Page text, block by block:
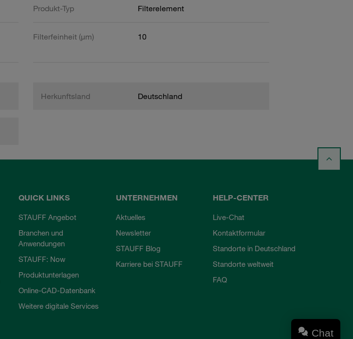
Produkt-Typ Filterelement
Filterfeinheit (µm) 10
Herkunftsland Deutschland
QUICK LINKS
STAUFF Angebot
Branchen und
Anwendungen
STAUFF: Now
Produktunterlagen
Online-CAD-Datenbank
Weitere digitale Services
UNTERNEHMEN
Aktuelles
Newsletter
STAUFF Blog
Karriere bei STAUFF
HELP-CENTER
Live-Chat
Kontaktformular
Standorte in Deutschland
Standorte weltweit
FAQ
Chat